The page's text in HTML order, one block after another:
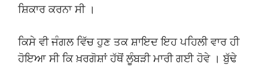
ਸ਼ਿਕਾਰ ਕਰਨਾ ਸੀ ।
ਕਿਸੇ ਵੀ ਜੰਗਲ ਵਿੱਚ ਹੁਣ ਤਕ ਸ਼ਾਇਦ ਇਹ ਪਹਿਲੀ ਵਾਰ ਹੀ
ਹੋਇਆ ਸੀ ਕਿ ਖ਼ਰਗੋਸ਼ਾਂ ਹੱਥੋਂ ਲੂੰਬੜੀ ਮਾਰੀ ਗਈ ਹੋਵੇ । ਬੁੱਢੇ